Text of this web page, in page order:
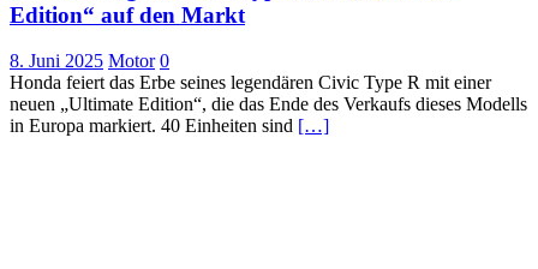
Edition“ auf den Markt
8. Juni 2025 Motor 0
Honda feiert das Erbe seines legendären Civic Type R mit einer
neuen „Ultimate Edition“, die das Ende des Verkaufs dieses Modells
in Europa markiert. 40 Einheiten sind […]